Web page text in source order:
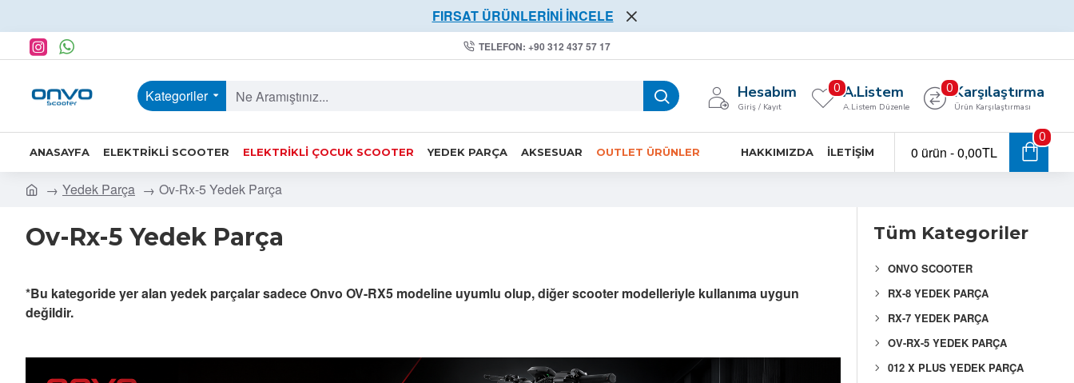
FIRSAT ÜRÜNLERİNİ İNCELE
TELEFON: +90 312 437 57 17
Kategoriler Hesabım
Giriş / Kayıt
A.Listem
A.Listem Düzenle
0 Karşılaştırma
Ürün Karşılaştırması
0
ANASAYFA ELEKTRIKLI SCOOTER ELEKTRIKLI ÇOCUK SCOOTER YEDEK PARÇA AKSESUAR OUTLET ÜRÜNLER HAKKIMIZDA İLETIŞIM 0 ürün - 0,00TL
0
Yedek Parça Ov-Rx-5 Yedek Parça
Ov-Rx-5 Yedek Parça
*Bu kategoride yer alan yedek parçalar sadece Onvo OV-RX5 modeline uyumlu olup, diğer scooter modelleriyle kullanıma uygun
değildir.
Tüm Kategoriler
ONVO SCOOTER
RX-8 YEDEK PARÇA
RX-7 YEDEK PARÇA
OV-RX-5 YEDEK PARÇA
012 X PLUS YEDEK PARÇA